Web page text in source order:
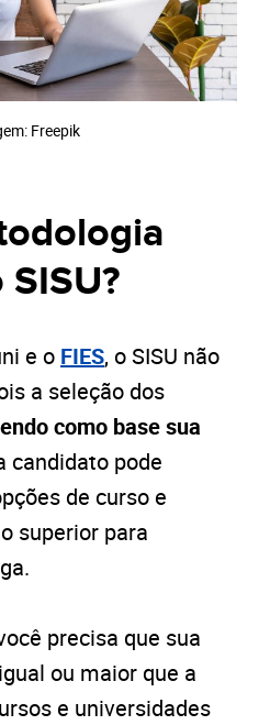
Freepik
e o FIES, o SISU não
a seleção dos
como base sua
candidato pode
de curso e
superior para
precisa que sua
ou maior que a
e universidades